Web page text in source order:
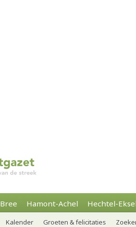
Bree Hamont-Achel Hechtel-
Kalender Groeten & felicitaties